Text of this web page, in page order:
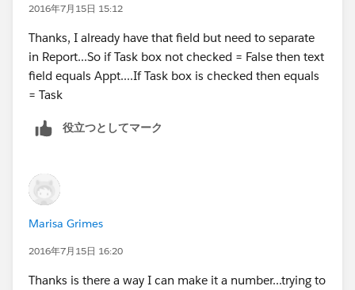
2016年7月15日 15:12
Thanks, I already have that field but need to separate
in Report...So if Task box not checked = False then text
field equals Appt....If Task box is checked then equals
= Task
役立つとしてマーク
Marisa Grimes
2016年7月15日 16:20
Thanks is there a way I can make it a number...trying to